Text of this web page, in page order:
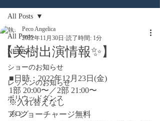
All Posts
NEWS
ショーのお知らせ
レッスンのお知らせ
ボリウッドダンス
ブログ
All Posts
【美樹出演情報✨】
Peco Angelica
2022年11月30日 読了時間: 1分
■日時：2022年12月23日(金)
1部 20:00〜／2部 21:00〜
※入れ替えなし
※ ショーチャージ無料